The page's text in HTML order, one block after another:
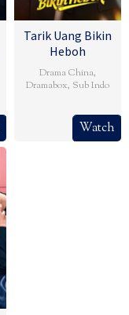
Tarik Uang Bikin
Heboh
Drama China,
Dramabox, Sub Indo
Watch